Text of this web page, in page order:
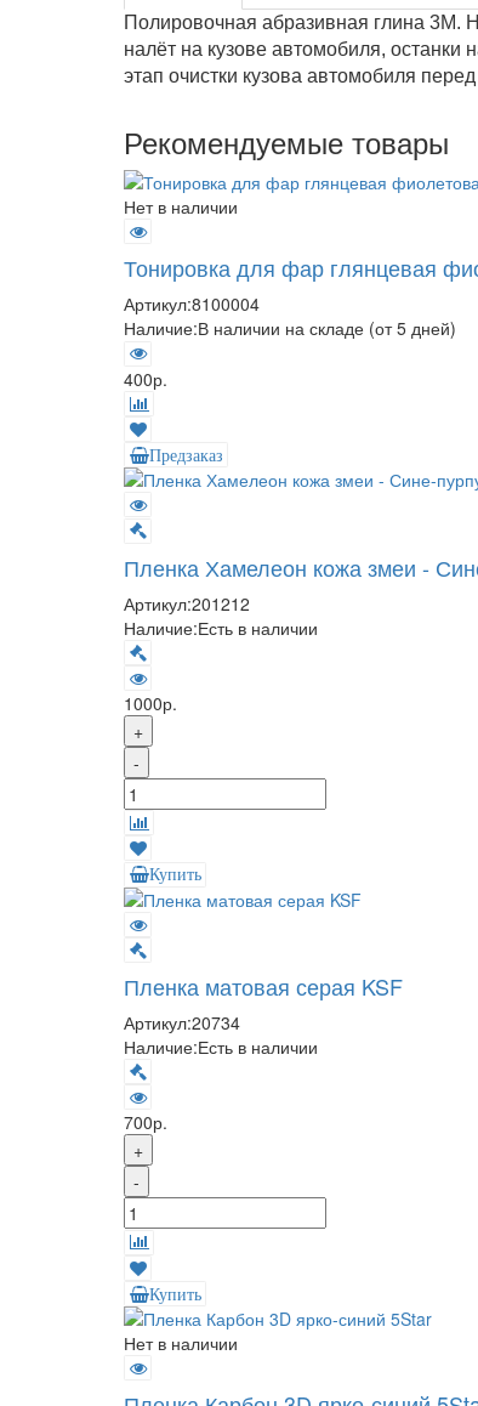
Полировочная абразивная глина 3М.
налёт на кузове автомобиля,
этап очистки кузова автомобиля
Рекомендуемые товары
Нет в наличии
Тонировка для фар глянцевая
Артикул:8100004
Наличие:В наличии на складе (от 5 дней)
400р.
Предзаказ
Пленка Хамелеон кожа змеи -
Артикул:201212
Наличие:Есть в наличии
1000р.
+
-
Купить
Пленка матовая серая KSF
Артикул:20734
Наличие:Есть в наличии
700р.
+
-
Купить
Нет в наличии